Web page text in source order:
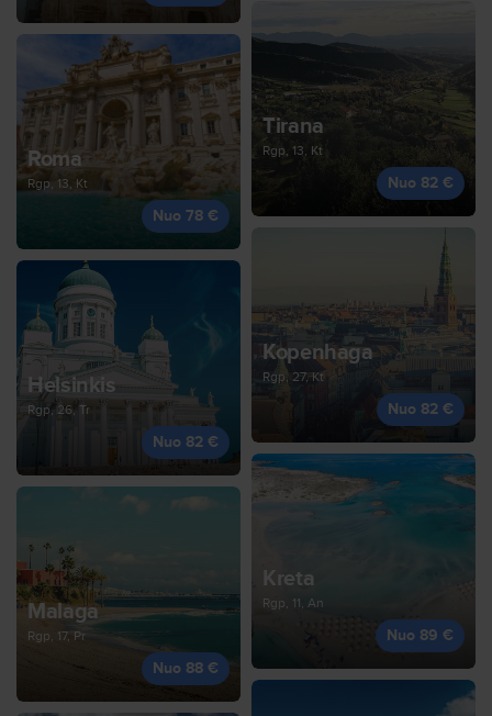
Roma
Rgp, 13, Kt
Nuo 78 €
Tirana
Rgp, 13, Kt
Nuo 82 €
Helsinkis
Rgp, 26, Tr
Nuo 82 €
Kopenhaga
Rgp, 27, Kt
Nuo 82 €
Malaga
Rgp, 17, Pr
Nuo 88 €
Kreta
Rgp, 11, An
Nuo 89 €